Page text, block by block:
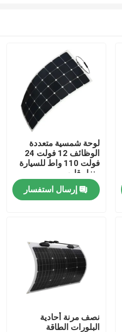
لوحة شمسية متعددة
الوظائف 12 فولت 24
فولت 110 واط للسيارة
منزل قارب
إرسال استفسار
نصف مرنة أحادية
البلورات الطاقة